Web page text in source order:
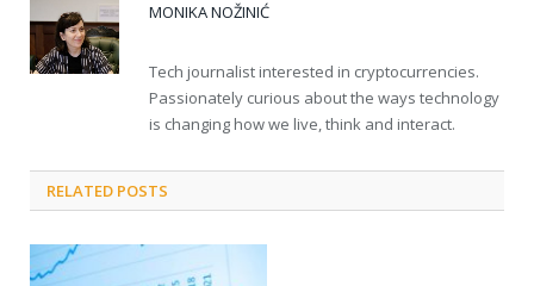
MONIKA NOŽINIĆ
Tech journalist interested in cryptocurrencies.
Passionately curious about the ways technology
is changing how we live, think and interact.
RELATED POSTS